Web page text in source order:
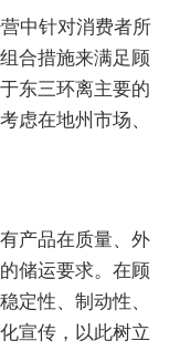
中针对消费者所
合措施来满足顾
东三环离主要的
虑在地州市场、
产品在质量、外
储运要求。在顾
定性、制动性、
宣传，以此树立